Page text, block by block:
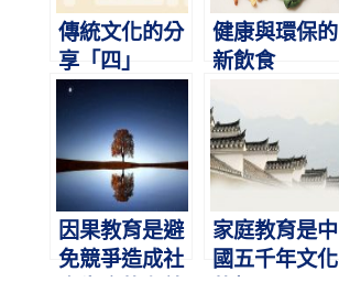
傳統文化的分
享「四」
健康與環保的
新飲食
因果教育是避
免競爭造成社
家庭教育是中
國五千年文化